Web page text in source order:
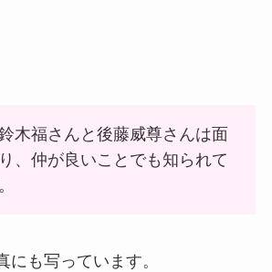
木福さんと後藤威尊さんは面
、仲が良いことでも知られて
にも写っています。